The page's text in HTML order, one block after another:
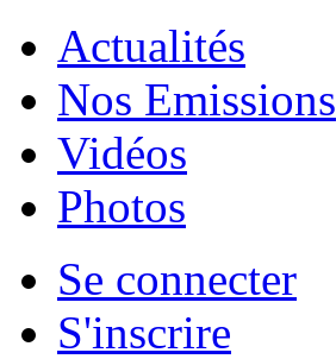
Actualités
Nos Emissions
Vidéos
Photos
Se connecter
S'inscrire